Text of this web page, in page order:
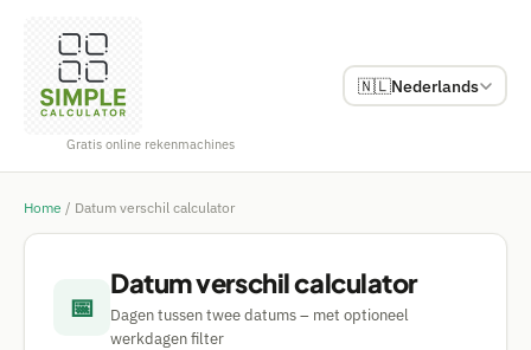
Gratis online rekenmachines
🇳🇱Nederlands
Home / Datum verschil calculator
📅
Datum verschil calculator
Dagen tussen twee datums – met optioneel
werkdagen filter